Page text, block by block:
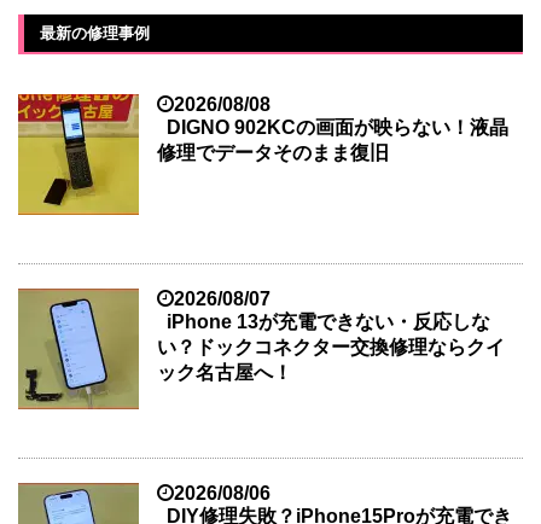
最新の修理事例
2026/08/08
DIGNO 902KCの画面が映らない！液晶
修理でデータそのまま復旧
2026/08/07
iPhone 13が充電できない・反応しな
い？ドックコネクター交換修理ならクイ
ック名古屋へ！
2026/08/06
DIY修理失敗？iPhone15Proが充電でき